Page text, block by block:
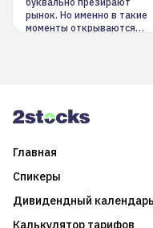
рынок. Но именно в такие
моменты открываются
Главная
Спикеры
Дивидендный календарь
Калькулятор тарифов